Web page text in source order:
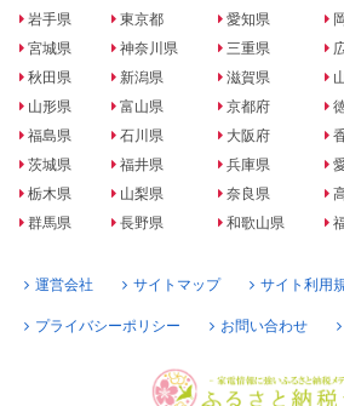
岩手県
宮城県
秋田県
山形県
福島県
茨城県
栃木県
群馬県
東京都
神奈川県
新潟県
富山県
石川県
福井県
山梨県
長野県
愛知県
三重県
滋賀県
京都府
大阪府
兵庫県
奈良県
和歌山県
運営会社 サイトマップ サイト利用
プライバシーポリシー お問い合わせ